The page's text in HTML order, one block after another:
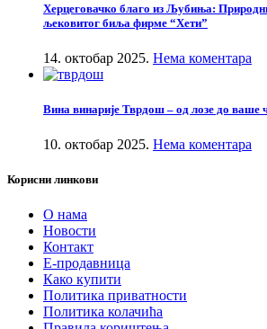
Херцеговачко благо из Љубиња:
љековитог биља фирме “Хети”
14. октобар 2025. Нема коментара
Вина винарије Тврдош – од лозе до ваше
10. октобар 2025. Нема коментара
Корисни линкови
О нама
Новости
Контакт
Е-продавница
Како купити
Политика приватности
Политика колачића